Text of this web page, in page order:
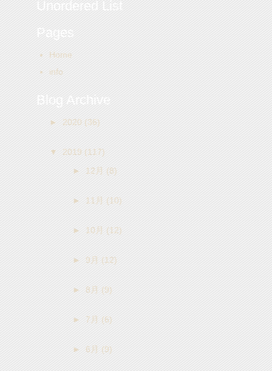
Unordered List
Pages
Home
info
Blog Archive
►2020(36)
▼2019(117)
►12月(8)
►11月(10)
►10月(12)
►9月(12)
►8月(9)
►7月(6)
►6月(9)